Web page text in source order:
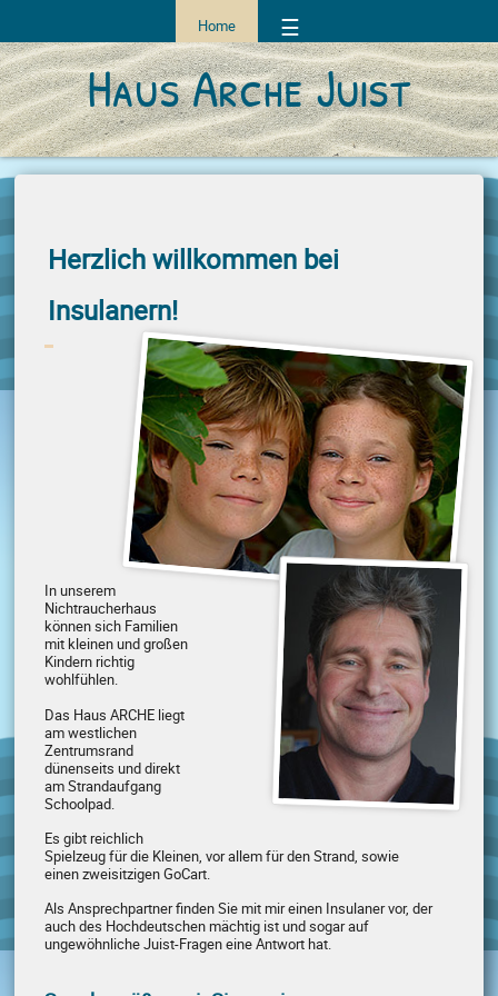
Home ☰
Haus Arche Juist
Herzlich willkommen bei
Insulanern!
In unserem
Nichtraucherhaus
können sich Familien
mit kleinen und großen
Kindern richtig
wohlfühlen.
Das Haus ARCHE liegt
am westlichen
Zentrumsrand
dünenseits und direkt
am Strandaufgang
Schoolpad.
Es gibt reichlich
Spielzeug für die Kleinen, vor allem für den Strand, sowie
einen zweisitzigen GoCart.
Als Ansprechpartner finden Sie mit mir einen Insulaner vor, der
auch des Hochdeutschen mächtig ist und sogar auf
ungewöhnliche Juist-Fragen eine Antwort hat.